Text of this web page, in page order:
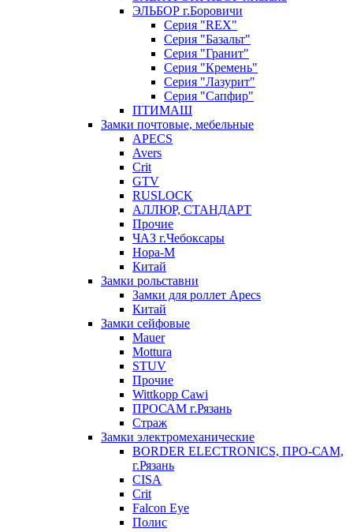
ЭЛЬБОР г.Боровичи
Серия "REX"
Серия "Базальт"
Серия "Гранит"
Серия "Кремень"
Серия "Лазурит"
Серия "Сапфир"
ПТИМАШ
Замки почтовые, мебельные
APECS
Avers
Crit
GTV
RUSLOCK
АЛЛЮР, СТАНДАРТ
Прочие
ЧАЗ г.Чебоксары
Нора-М
Китай
Замки рольставни
Замки для роллет Apecs
Китай
Замки сейфовые
Mauer
Mottura
STUV
Прочие
Wittkopp Cawi
ПРОСАМ г.Рязань
Страж
Замки электромеханические
BORDER ELECTRONICS, ПРО-САМ,
г.Рязань
CISA
Crit
Falcon Eye
Полис